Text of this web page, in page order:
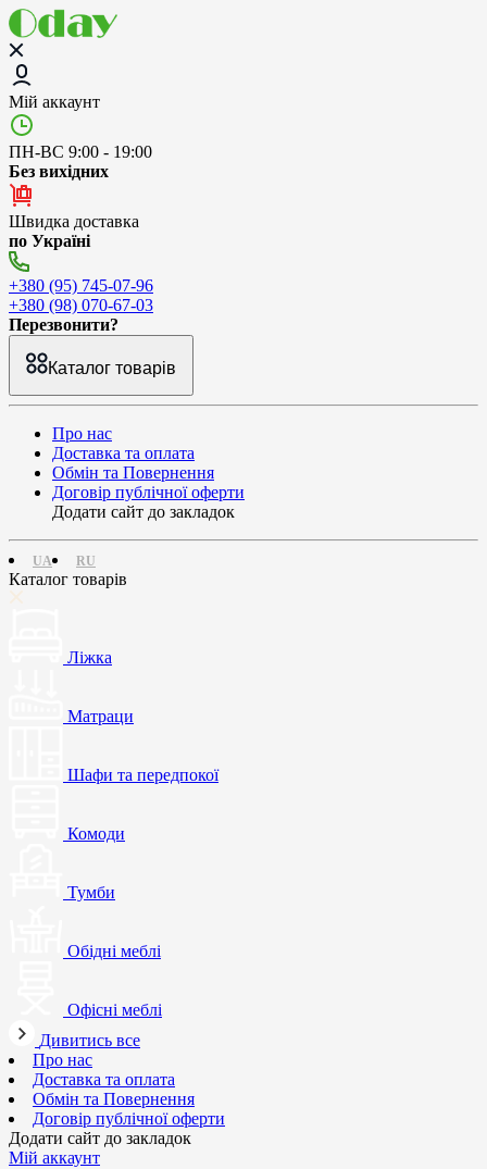
Мій аккаунт
ПН-ВС 9:00 - 19:00
Без вихідних
Швидка доставка
по Україні
+380 (95) 745-07-96
+380 (98) 070-67-03
Перезвонити?
Каталог товарів
Про нас
Доставка та оплата
Обмін та Повернення
Договір публічної оферти
Додати сайт до закладок
RU
UA
Каталог товарів
Ліжка
Матраци
Шафи та передпокої
Комоди
Тумби
Обідні меблі
Офісні меблі
Дивитись все
Про нас
Доставка та оплата
Обмін та Повернення
Договір публічної оферти
Додати сайт до закладок
Мій аккаунт